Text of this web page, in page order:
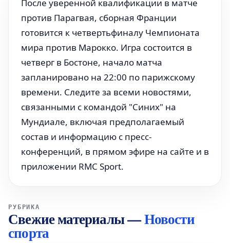
После уверенной квалификации в матче
против Парагвая, сборная Франции
готовится к четвертьфиналу Чемпионата
мира против Марокко. Игра состоится в
четверг в Бостоне, начало матча
запланировано на 22:00 по парижскому
времени. Следите за всеми новостями,
связанными с командой "Синих" на
Мундиале, включая предполагаемый
состав и информацию с пресс-
конференций, в прямом эфире на сайте и в
приложении RMC Sport.
РУБРИКА
Свежие материалы—Новости
спорта